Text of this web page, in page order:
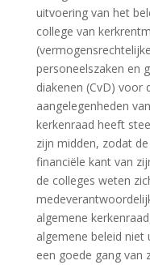
uitvoering van het
college van
personeelszaken en
diakenen (CvD) voor
aangelegenheden
kerkenraad heeft
zijn midden, zodat
financiële kant van
de colleges weten
algemene
algemene beleid
een goede gang van